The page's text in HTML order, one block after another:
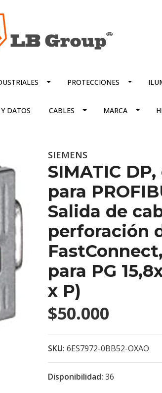
PROTECCIONES
DATOS CABLES MARCA
SIEMENS
SIMATIC
para
Salida de
perforación
para PG
x P)
$50.000
SKU: 6ES7972-0BB52-OXAO
Disponibilidad: 36